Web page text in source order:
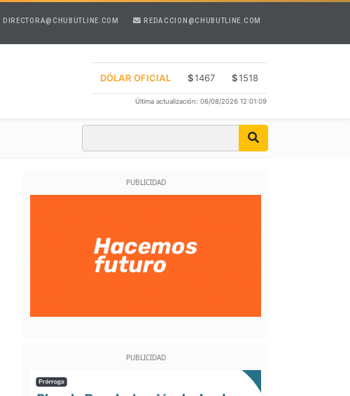
DIRECTORA@CHUBUTLINE.COM REDACCION@CHUBUTLINE.COM
DÓLAR OFICIAL $1467 $1518
Última actualización: 06/08/2026 12:01:09